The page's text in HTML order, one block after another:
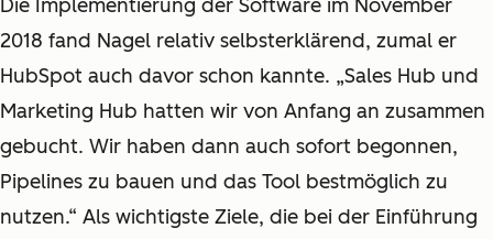
Die Implementierung der Software im November
2018 fand Nagel relativ selbsterklärend, zumal er
HubSpot auch davor schon kannte. „Sales Hub und
Marketing Hub hatten wir von Anfang an zusammen
gebucht. Wir haben dann auch sofort begonnen,
Pipelines zu bauen und das Tool bestmöglich zu
nutzen.“ Als wichtigste Ziele, die bei der Einführung